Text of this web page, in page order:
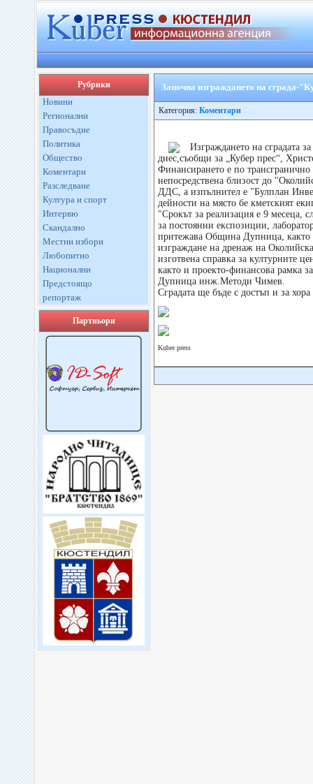
Рубрики
Новини
Регионални
Правосъдие
Политика
Общество
Коментари
Разследване
Култура и спорт
Интервю
Скандално
Местни избори
Любопитно
Национални
Предстоящо
репортаж
Партньори
Започна изграждането на сграда-
Категория: Коментари
Изграждането на сградата
днес,съобщи за „Кубер прес“,
Финансирането е по трансгранично
непосредствена близост до
ДДС, а изпълнител е "Булплан
дейности на място бе кметският
"Срокът за реализация е 9 месеца,
за постоянни експозиции,
притежава Община Дупница, както
изграждане на дренаж на
изготвена справка за културните
както и проекто-финансова рамка
Дупница инж.Методи Чимев.
Сградата ще бъде с достъп и за
Kuber press